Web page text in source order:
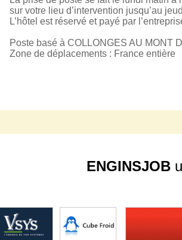
sur votre lieu d’intervention jusqu’au
L’hôtel est réservé et payé par
Poste basé à COLLONGES AU MONT
Zone de déplacements : France entière
ENGINSJOB